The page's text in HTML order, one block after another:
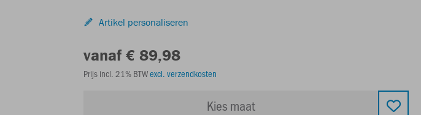
Artikel personaliseren
vanaf € 89,98
Prijs incl. 21% BTWexcl. verzendkosten
Kies maat